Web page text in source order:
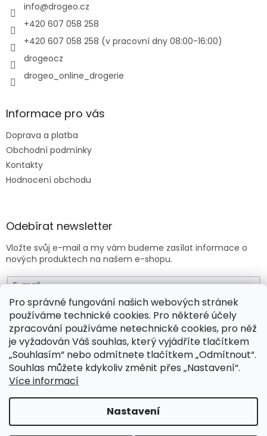
Pro správné fungování našich webových stránek
používáme technické cookies. Pro některé účely
zpracování používáme netechnické cookies, pro něž
je vyžadován Váš souhlas, který vyjádříte tlačítkem
„Souhlasím“ nebo odmítnete tlačítkem „Odmítnout“.
Souhlas můžete kdykoliv změnit přes „Nastavení“.
Více informací
Nastavení
info@drogeo.cz
+420 607 058 258
+420 607 058 258 (v pracovní dny 08:00-16:00)
drogeocz
drogeo_online_drogerie
Informace pro vás
Doprava a platba
Obchodní podmínky
Kontakty
Hodnocení obchodu
Odebírat newsletter
Vložte svůj e-mail a my vám budeme zasílat informace o
nových produktech na našem e-shopu.
E-mail
Vložením e-mailu souhlasíte sobchodními podmínkami .
PŘIHLÁSIT SE